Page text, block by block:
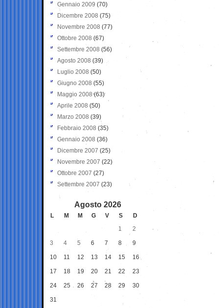
Gennaio 2009 (70)
Dicembre 2008 (75)
Novembre 2008 (77)
Ottobre 2008 (67)
Settembre 2008 (56)
Agosto 2008 (39)
Luglio 2008 (50)
Giugno 2008 (55)
Maggio 2008(63)
Aprile 2008 (50)
Marzo 2008 (39)
Febbraio 2008 (35)
Gennaio 2008 (36)
Dicembre 2007 (25)
Novembre 2007 (22)
Ottobre 2007 (27)
Settembre 2007 (23)
Agosto 2026
L M M G V S
D
1
2
3 4 5 6 7 8 9
10 11 12 13 14 15 16
17 18 19 20 21 22 23
24 25 26 27 28 29 30
31